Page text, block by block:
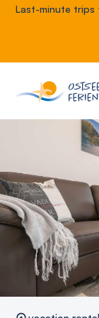
Last-minute